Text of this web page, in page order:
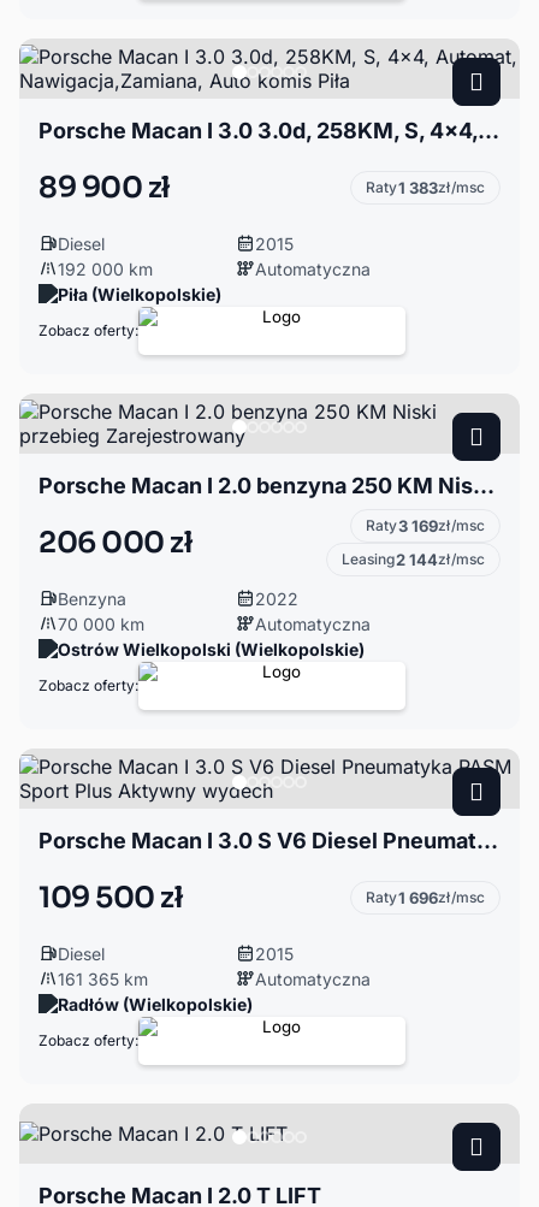
Porsche Macan I 3.0 3.0d, 258KM, S, 4x4, Automat, Nawigacja,Zamiana, Auto komis Piła
89 900 zł Raty1 383zł/msc
Diesel
2015
192 000 km
Automatyczna
Piła (Wielkopolskie)
Zobacz oferty:
Porsche Macan I 2.0 benzyna 250 KM Niski przebieg Zarejestrowany
206 000 zł Raty3 169zł/msc
Leasing2 144zł/msc
Benzyna
2022
70 000 km
Automatyczna
Ostrów Wielkopolski (Wielkopolskie)
Zobacz oferty:
Porsche Macan I 3.0 S V6 Diesel Pneumatyka PASM Sport Plus Aktywny wydech
109 500 zł Raty1 696zł/msc
Diesel
2015
161 365 km
Automatyczna
Radłów (Wielkopolskie)
Zobacz oferty:
Porsche Macan I 2.0 T LIFT